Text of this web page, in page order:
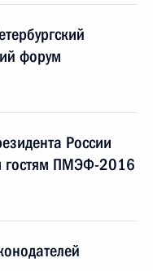
форум
России
гостям ПМЭФ-2016